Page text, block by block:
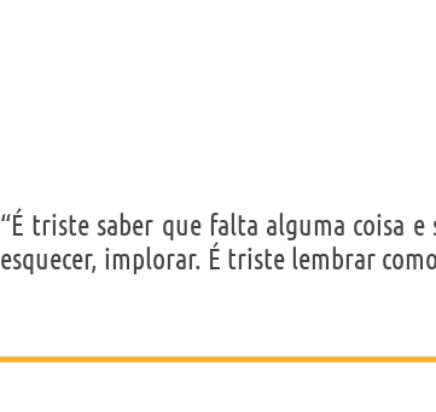
“É triste saber que falta alguma coisa
esquecer, implorar. É triste lembrar